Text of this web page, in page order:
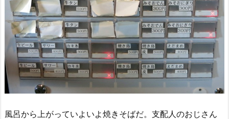
風呂から上がっていよいよ焼きそばだ。支配人のおじさん